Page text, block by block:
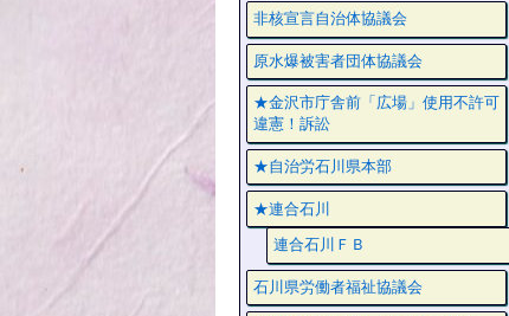
非核宣言自治体協議会
原水爆被害者団体協議会
★金沢市庁舎前「広場」使用不許可
違憲！訴訟
★自治労石川県本部
★連合石川
連合石川ＦＢ
石川県労働者福祉協議会